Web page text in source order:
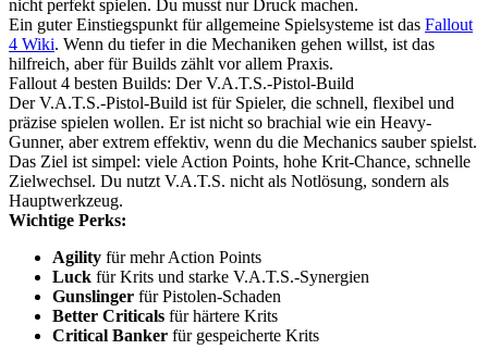
nicht perfekt spielen. Du musst nur Druck machen.
Ein guter Einstiegspunkt für allgemeine Spielsysteme ist das Fallout
4 Wiki. Wenn du tiefer in die Mechaniken gehen willst, ist das
hilfreich, aber für Builds zählt vor allem Praxis.
Fallout 4 besten Builds: Der V.A.T.S.-Pistol-Build
Der V.A.T.S.-Pistol-Build ist für Spieler, die schnell, flexibel und
präzise spielen wollen. Er ist nicht so brachial wie ein Heavy-
Gunner, aber extrem effektiv, wenn du die Mechanics sauber spielst.
Das Ziel ist simpel: viele Action Points, hohe Krit-Chance, schnelle
Zielwechsel. Du nutzt V.A.T.S. nicht als Notlösung, sondern als
Hauptwerkzeug.
Wichtige Perks:
Agility für mehr Action Points
Luck für Krits und starke V.A.T.S.-Synergien
Gunslinger für Pistolen-Schaden
Better Criticals für härtere Krits
Critical Banker für gespeicherte Krits